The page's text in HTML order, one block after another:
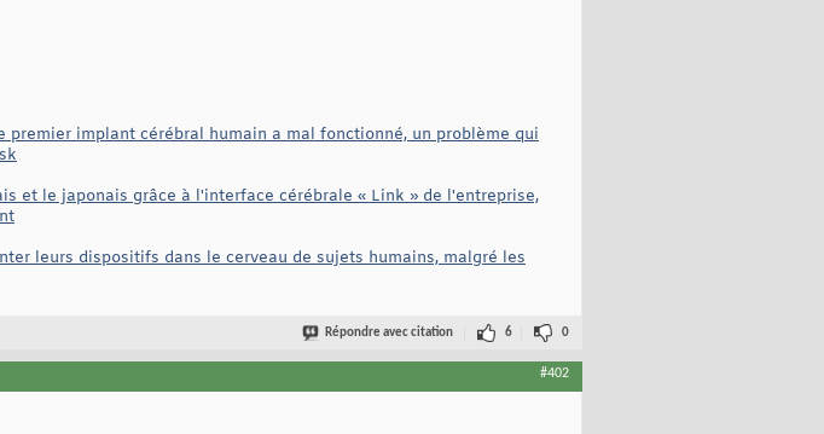
implant cérébral humain a mal fonctionné, un problème qui
et le japonais grâce à l'interface cérébrale « Link » de l'entreprise,
leurs dispositifs dans le cerveau de sujets humains, malgré les
Répondre avec citation 6 0
#402